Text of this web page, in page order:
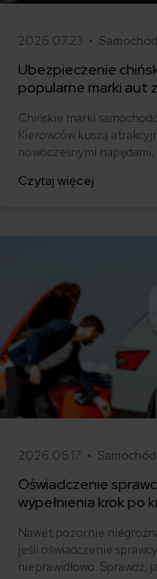
2026.07.23 • Samochód
Ubezpieczenie
popularne marki aut
Chińskie marki
Kierowców kuszą
nowoczesnymi
komunikacyjne dla marek
Czytaj więcej
2026.06.17 • Samochód
Oświadczenie
wypełnienia krok po
Nawet pozornie
jeśli oświadczenie
nieprawidłowo.